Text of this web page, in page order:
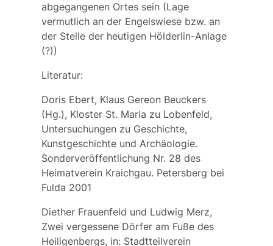
abgegangenen Ortes sein (Lage
vermutlich an der Engelswiesebzw. an
der Stelle der heutigen Hölderlin-Anlage
(?))
Literatur:
Doris Ebert, Klaus Gereon Beuckers
(Hg.), Kloster St. Maria zu Lobenfeld,
Untersuchungen zu Geschichte,
Kunstgeschichte und Archäologie.
Sonderveröffentlichung Nr. 28 des
Heimatverein Kraichgau. Petersberg bei
Fulda 2001
Diether Frauenfeld und Ludwig Merz,
Zwei vergessene Dörfer am Fuße des
Heiligenbergs, in: Stadtteilverein